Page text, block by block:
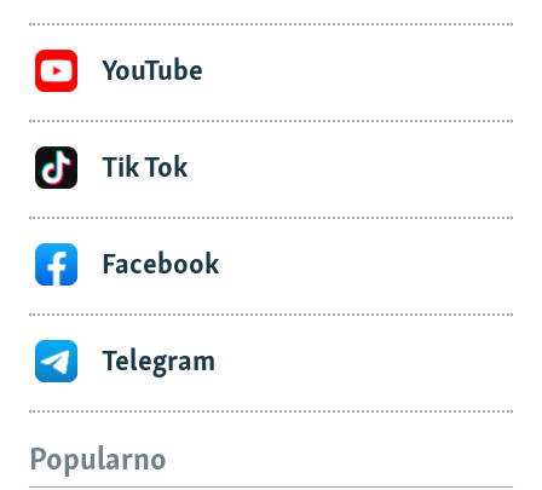
YouTube
Tik Tok
Facebook
Telegram
Popularno